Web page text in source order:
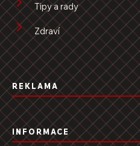
Tipy a rady
Zdraví
REKLAMA
INFORMACE